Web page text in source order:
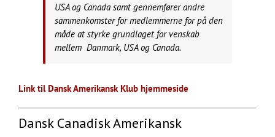
USA og Canada samt gennemfører andre
sammenkomster for medlemmerne for på den
måde at styrke grundlaget for venskab
mellem Danmark, USA og Canada.
Link til Dansk Amerikansk Klub hjemmeside
Dansk Canadisk Amerikansk